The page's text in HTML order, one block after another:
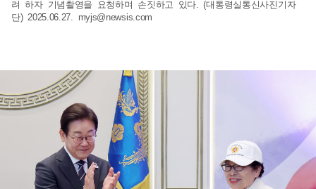
려 하자 기념촬영을 요청하며 손짓하고 있다. (대통령실통신사진기자
단) 2025.06.27. myjs@newsis.com